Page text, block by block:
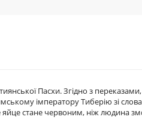
Пасхи. Згідно з
імператору Тиберію зі
стане червоним, ніж людина